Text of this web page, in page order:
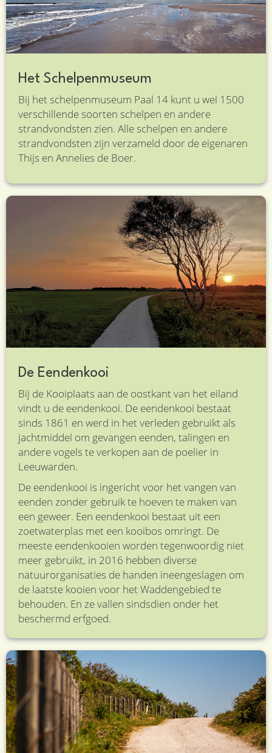
Het Schelpenmuseum
Bij het schelpenmuseum Paal 14 kunt u wel 1500
verschillende soorten schelpen en andere
strandvondsten zien. Alle schelpen en andere
strandvondsten zijn verzameld door de eigenaren
Thijs en Annelies de Boer.
De Eendenkooi
Bij de Kooiplaats aan de oostkant van het eiland
vindt u de eendenkooi. De eendenkooi bestaat
sinds 1861 en werd in het verleden gebruikt als
jachtmiddel om gevangen eenden, talingen en
andere vogels te verkopen aan de poelier in
Leeuwarden.
De eendenkooi is ingericht voor het vangen van
eenden zonder gebruik te hoeven te maken van
een geweer. Een eendenkooi bestaat uit een
zoetwaterplas met een kooibos omringt. De
meeste eendenkooien worden tegenwoordig niet
meer gebruikt, in 2016 hebben diverse
natuurorganisaties de handen ineengeslagen om
de laatste kooien voor het Waddengebied te
behouden. En ze vallen sindsdien onder het
beschermd erfgoed.